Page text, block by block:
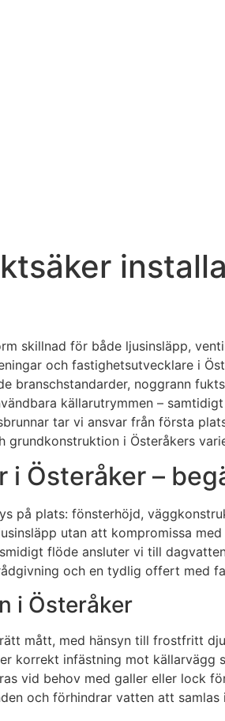
skillnad för både ljusinsläpp,
och fastighetsutvecklare i
branschstandarder, noggrann
källarutrymmen –
tar vi ansvar från första
i Österåkers
Österåker –
på plats: fönsterhöjd,
utan att kompromissa
flöde ansluter vi till
och en tydlig offert med
i Österåker
mått, med hänsyn till frostfritt
korrekt infästning mot
vid behov med galler eller lock
och förhindrar vatten att